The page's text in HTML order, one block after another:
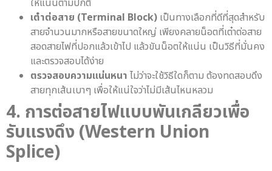
เต๋าต่อสาย (Terminal Block) เป็นทางเลือกที่ดีที่สุดสำหรับ
สายจำนวนมากหรือสายขนาดใหญ่ เพียงคลายน็อตที่เต๋าต่อสาย
สอดสายไฟที่ปอกแล้วเข้าไป แล้วขันน็อตให้แน่น เป็นวิธีที่มั่นคง
และตรวจสอบได้ง่าย
ตรวจสอบความแน่นหนา ไม่ว่าจะใช้วิธีใดก็ตาม ต้องทดสอบดึง
สายทุกเส้นเบาๆ เพื่อให้แน่ใจว่าไม่มีเส้นไหนหลวม
4. การต่อสายไฟแบบพันเกลียวเพื่อ
รับแรงดึง (Western Union
Splice)